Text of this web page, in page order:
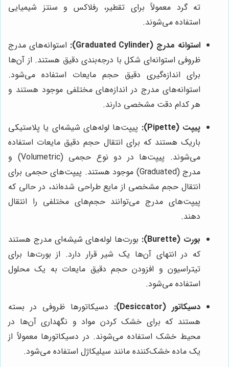
ته گرد معمولاً برای تقطیر، رفلاکس و سنتز شیمیایی
استفاده می‌شوند.
استوانه مدرج (Graduated Cylinder):
استوانه‌های مدرج
ظروفی استوانه‌ای شکل با درجه‌بندی دقیق هستند. از آن‌ها
برای اندازه‌گیری دقیق حجم مایعات استفاده می‌شود.
استوانه‌های مدرج در اندازه‌های مختلفی موجود هستند و
هر کدام دقت مشخصی دارند.
پیپت (Pipette):
پیپت‌ها لوله‌های شیشه‌ای یا پلاستیکی
باریک هستند که برای انتقال حجم دقیق مایعات استفاده
می‌شوند. پیپت‌ها در دو نوع حجمی (Volumetric) و
مدرج (Graduated) موجود هستند. پیپت‌های حجمی برای
انتقال حجم مشخصی از مایع طراحی شده‌اند، در حالی که
پیپت‌های مدرج می‌توانند حجم‌های مختلفی را انتقال
دهند.
بورت (Burette):
بورت‌ها لوله‌های شیشه‌ای مدرج هستند
که در انتهای آن‌ها یک شیر قرار دارد. از بورت‌ها برای
تیتراسیون و افزودن حجم دقیق مایعات به یک محلول
استفاده می‌شود.
دسیکاتور (Desiccator):
دسیکاتورها ظروفی در بسته
هستند که برای خشک کردن مواد و نگهداری آن‌ها در
محیط خشک استفاده می‌شوند. در دسیکاتورها معمولاً از
یک ماده خشک‌کننده مانند سیلیکاژل استفاده می‌شود.